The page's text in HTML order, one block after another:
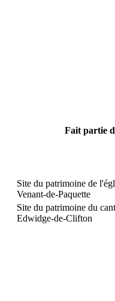
Fait partie
Site du patrimoine de
Venant-de-Paquette
Site du patrimoine du
Edwidge-de-Clifton